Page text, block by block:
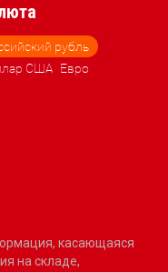
рубль
США Евро
касающаяся
на складе,